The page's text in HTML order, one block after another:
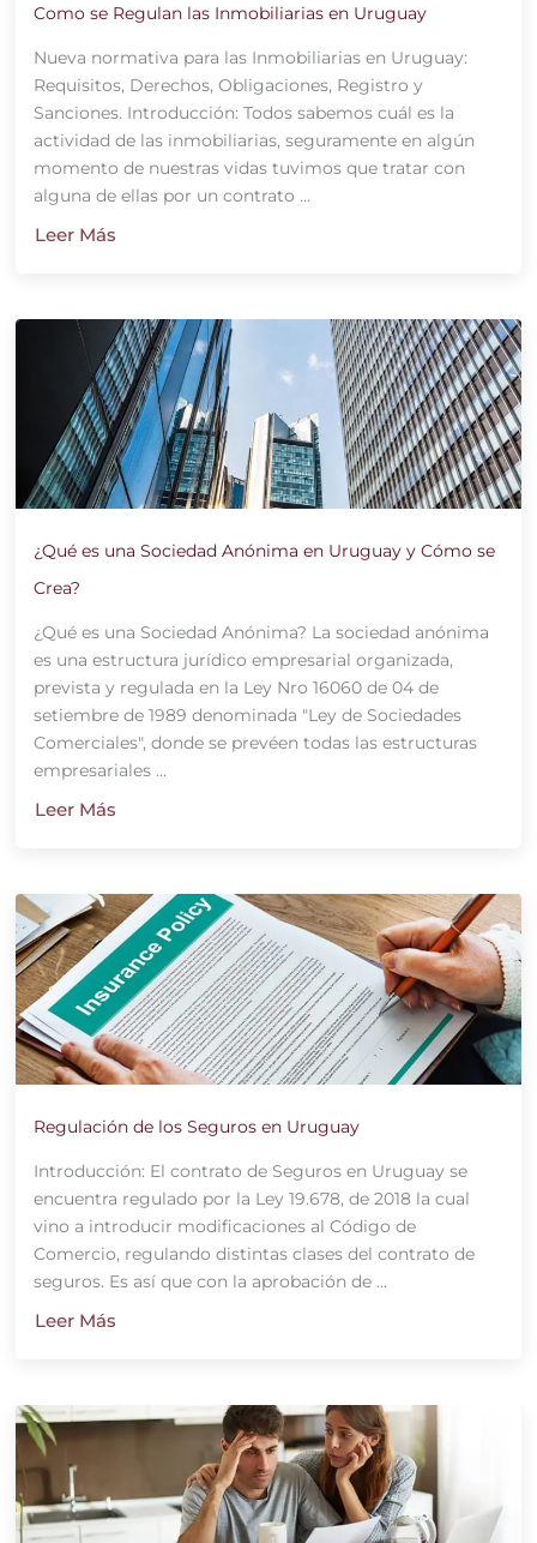
Como se Regulan las Inmobiliarias en Uruguay
Nueva normativa para las Inmobiliarias en Uruguay:
Requisitos, Derechos, Obligaciones, Registro y
Sanciones. Introducción: Todos sabemos cuál es la
actividad de las inmobiliarias, seguramente en algún
momento de nuestras vidas tuvimos que tratar con
alguna de ellas por un contrato ...
Leer Más
¿Qué es una Sociedad Anónima en Uruguay y Cómo se
Crea?
¿Qué es una Sociedad Anónima? La sociedad anónima
es una estructura jurídico empresarial organizada,
prevista y regulada en la Ley Nro 16060 de 04 de
setiembre de 1989 denominada "Ley de Sociedades
Comerciales", donde se prevéen todas las estructuras
empresariales ...
Leer Más
Regulación de los Seguros en Uruguay
Introducción: El contrato de Seguros en Uruguay se
encuentra regulado por la Ley 19.678, de 2018 la cual
vino a introducir modificaciones al Código de
Comercio, regulando distintas clases del contrato de
seguros. Es así que con la aprobación de ...
Leer Más